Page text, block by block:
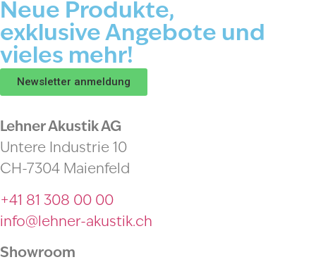
Neue Produkte,
exklusive Angebote und
vieles mehr!
Newsletter anmeldung
Lehner Akustik AG
Untere Industrie 10
CH-7304 Maienfeld
+41 81 308 00 00
info@lehner-akustik.ch
Showroom